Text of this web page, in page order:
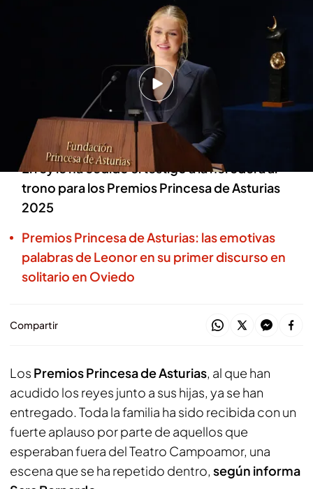
Los momentos más destacados de los Premios Princesa de Asturias
Redacción digital Noticias Cuatro
La heredera del trono ha comenzado su
discurso en catalán con un verso de Joan
Manuel Serrat
El rey le ha cedido el testigo a la heredera al
trono para los Premios Princesa de Asturias
2025
Premios Princesa de Asturias: las emotivas
palabras de Leonor en su primer discurso en
solitario en Oviedo
Compartir
Los Premios Princesa de Asturias, al que han
acudido los reyes junto a sus hijas, ya se han
entregado. Toda la familia ha sido recibida con un
fuerte aplauso por parte de aquellos que
esperaban fuera del Teatro Campoamor, una
escena que se ha repetido dentro, según informa